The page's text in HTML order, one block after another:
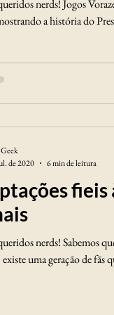
nerds! Jogos
a história do
fieis
nerds! Sabemos
uma geração de fãs
de 2020
6 min de leitura